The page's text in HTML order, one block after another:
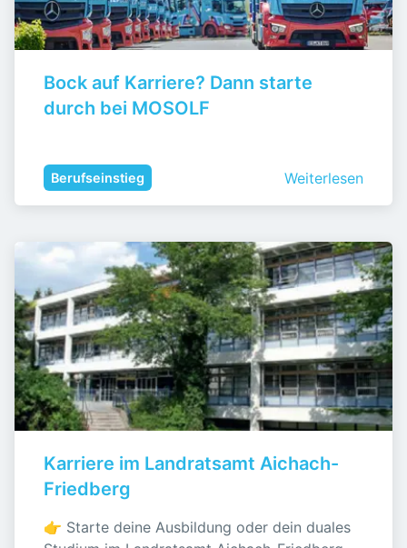
Bock auf Karriere? Dann starte
durch bei MOSOLF
Berufseinstieg Weiterlesen
Karriere im Landratsamt Aichach-
Friedberg
👉 Starte deine Ausbildung oder dein duales